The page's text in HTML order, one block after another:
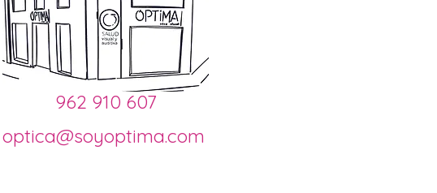
962 910 607
optica@soyoptima.com